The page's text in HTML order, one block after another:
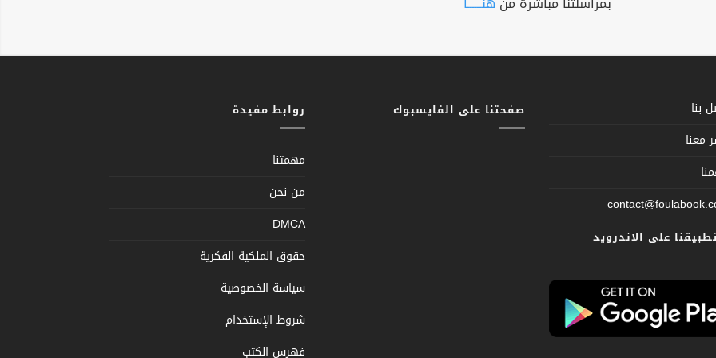
بنا
معنا
على الاندرويد
صفحتنا على الفايسبوك روابط مفيدة
مهمتنا
من نحن
DMCA
حقوق الملكية الفكرية
سياسة الخصوصية
شروط الإستخدام
فهرس الكتب